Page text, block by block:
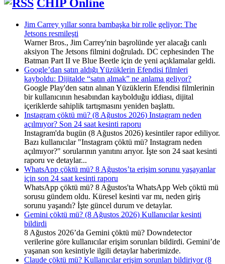
CHIP Online
Jim Carrey yıllar sonra bambaşka bir rolle geliyor: The
Jetsons resmileşti
Warner Bros., Jim Carrey'nin başrolünde yer alacağı canlı
aksiyon The Jetsons filmini doğruladı. DC cephesinden The
Batman Part II ve Blue Beetle için de yeni açıklamalar geldi.
Google’dan satın aldığı Yüzüklerin Efendisi filmleri
kayboldu: Dijitalde “satın almak” ne anlama geliyor?
Google Play'den satın alınan Yüzüklerin Efendisi filmlerinin
bir kullanıcının hesabından kaybolduğu iddiası, dijital
içeriklerde sahiplik tartışmasını yeniden başlattı.
Instagram çöktü mü? (8 Ağustos 2026) Instagram neden
açılmıyor? Son 24 saat kesinti raporu
Instagram'da bugün (8 Ağustos 2026) kesintiler rapor ediliyor.
Bazı kullanıcılar "Instagram çöktü mü? Instagram neden
açılmıyor?" sorularının yanıtını arıyor. İşte son 24 saat kesinti
raporu ve detaylar...
WhatsApp çöktü mü? 8 Ağustos’ta erişim sorunu yaşayanlar
için son 24 saat kesinti raporu
WhatsApp çöktü mü? 8 Ağustos'ta WhatsApp Web çöktü mü
sorusu gündem oldu. Küresel kesinti var mı, neden giriş
sorunu yaşandı? İşte güncel durum ve detaylar.
Gemini çöktü mü? (8 Ağustos 2026) Kullanıcılar kesinti
bildirdi
8 Ağustos 2026’da Gemini çöktü mü? Downdetector
verilerine göre kullanıcılar erişim sorunları bildirdi. Gemini’de
yaşanan son kesintiyle ilgili detaylar haberimizde.
Claude çöktü mü? Kullanıcılar erişim sorunları bildiriyor (8